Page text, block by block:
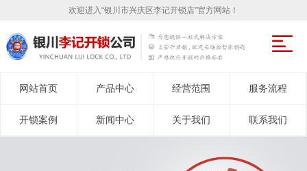
欢迎进入“银川市兴庆区李记开锁店”官方网站！
网站首页 产品中心 经营范围 服务流程
开锁案例 新闻中心 关于我们 联系我们